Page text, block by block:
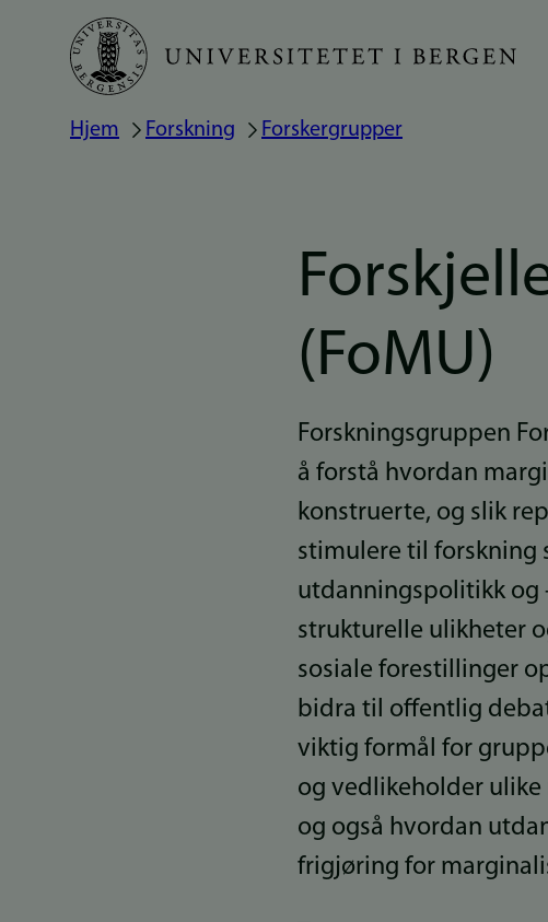
Hopp
hovedinnhold
Navigasjonssti
Hjem Forskning Forskergrupper
(FoMU)
Forskningsgruppen
å forstå hvordan
konstruerte, og slik
stimulere til forskning
utdanningspolitikk og
strukturelle ulikheter
sosiale forestillinger
bidra til offentlig
viktig formål for
og vedlikeholder ulike
og også hvordan
frigjøring for